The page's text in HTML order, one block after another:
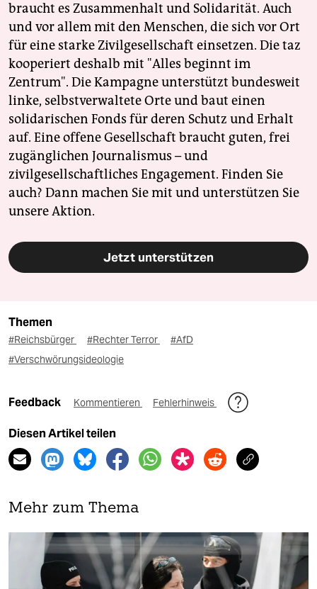
braucht es Zusammenhalt und Solidarität. Auch
und vor allem mit den Menschen, die sich vor Ort
für eine starke Zivilgesellschaft einsetzen. Die taz
kooperiert deshalb mit "Alles beginnt im
Zentrum". Die Kampagne unterstützt bundesweit
linke, selbstverwaltete Orte und baut einen
solidarischen Fonds für deren Schutz und Erhalt
auf. Eine offene Gesellschaft braucht guten, frei
zugänglichen Journalismus – und
zivilgesellschaftliches Engagement. Finden Sie
auch? Dann machen Sie mit und unterstützen Sie
unsere Aktion.
Jetzt unterstützen
Themen
#Reichsbürger #Rechter Terror
#AfD
#Verschwörungsideologie
Feedback Kommentieren Fehlerhinweis
Diesen Artikel teilen
Mehr zum Thema